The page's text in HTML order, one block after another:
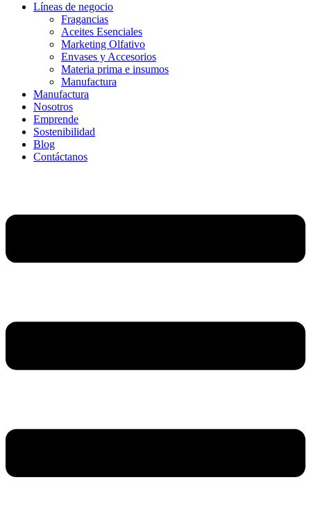
Líneas de negocio
Fragancias
Aceites Esenciales
Marketing Olfativo
Envases y Accesorios
Materia prima e insumos
Manufactura
Manufactura
Nosotros
Emprende
Sostenibilidad
Blog
Contáctanos